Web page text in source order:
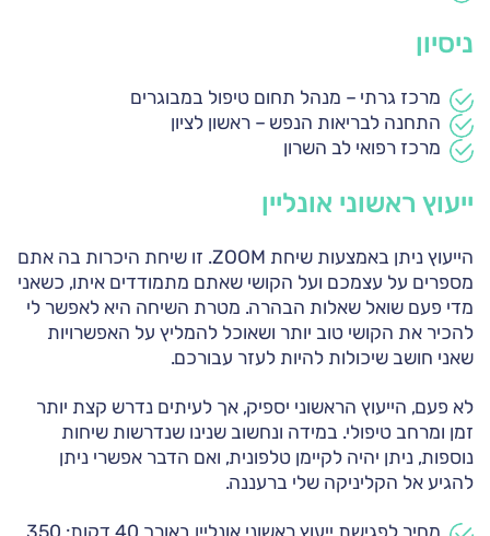
ניסיון
מרכז גרתי – מנהל תחום טיפול במבוגרים
התחנה לבריאות הנפש – ראשון לציון
מרכז רפואי לב השרון
ייעוץ ראשוני אונליין
הייעוץ ניתן באמצעות שיחת ZOOM. זו שיחת היכרות בה אתם
מספרים על עצמכם ועל הקושי שאתם מתמודדים איתו, כשאני
מדי פעם שואל שאלות הבהרה. מטרת השיחה היא לאפשר לי
להכיר את הקושי טוב יותר ושאוכל להמליץ על האפשרויות
שאני חושב שיכולות להיות לעזר עבורכם.
לא פעם, הייעוץ הראשוני יספיק, אך לעיתים נדרש קצת יותר
זמן ומרחב טיפולי. במידה ונחשוב שנינו שנדרשות שיחות
נוספות, ניתן יהיה לקיימן טלפונית, ואם הדבר אפשרי ניתן
להגיע אל הקליניקה שלי ברעננה.
מחיר לפגישת ייעוץ ראשוני אונליין באורך 40 דקות: 350